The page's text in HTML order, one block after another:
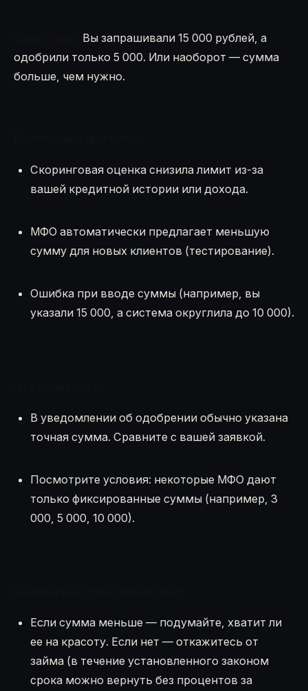
Вы запрашивали 15 000 рублей, а
одобрили только 5 000. Или наоборот — сумма
больше, чем нужно.
Скоринговая оценка снизила лимит из-за
вашей кредитной истории или дохода.
МФО автоматически предлагает меньшую
сумму для новых клиентов (тестирование).
Ошибка при вводе суммы (например, вы
указали 15 000, а система округлила до 10 000).
В уведомлении об одобрении обычно указана
точная сумма. Сравните с вашей заявкой.
Посмотрите условия: некоторые МФО дают
только фиксированные суммы (например, 3
000, 5 000, 10 000).
Если сумма меньше — подумайте, хватит ли
ее на красоту. Если нет — откажитесь от
займа (в течение установленного законом
срока можно вернуть без процентов за